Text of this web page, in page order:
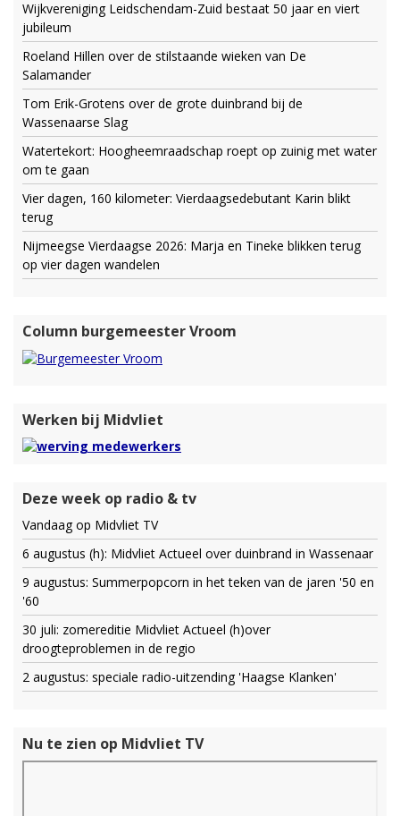
Wijkvereniging Leidschendam-Zuid bestaat 50 jaar en viert
jubileum
Roeland Hillen over de stilstaande wieken van De
Salamander
Tom Erik-Grotens over de grote duinbrand bij de
Wassenaarse Slag
Watertekort: Hoogheemraadschap roept op zuinig met water
om te gaan
Vier dagen, 160 kilometer: Vierdaagsedebutant Karin blikt
terug
Nijmeegse Vierdaagse 2026: Marja en Tineke blikken terug
op vier dagen wandelen
Column burgemeester Vroom
Werken bij Midvliet
Deze week op radio & tv
Vandaag op Midvliet TV
6 augustus (h): Midvliet Actueel over duinbrand in Wassenaar
9 augustus: Summerpopcorn in het teken van de jaren '50 en
'60
30 juli: zomereditie Midvliet Actueel (h)over
droogteproblemen in de regio
2 augustus: speciale radio-uitzending 'Haagse Klanken'
Nu te zien op Midvliet TV